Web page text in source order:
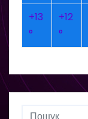
+13
°
+12
°